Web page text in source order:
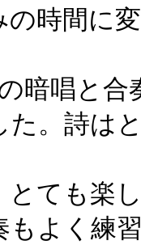
の時間に
暗唱と合
た。詩は
とても楽
もよく練